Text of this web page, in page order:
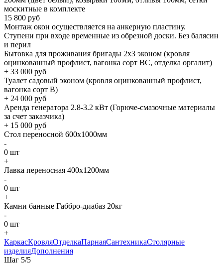
москитные в комплекте
15 800 руб
Монтаж окон осуществляется на анкерную пластину.
Ступени при входе временные из обрезной доски. Без балясин
и перил
Бытовка для проживания бригады 2x3 эконом (кровля
оцинкованный профлист, вагонка сорт BC, отделка оргалит)
+ 33 000 руб
Туалет садовый эконом (кровля оцинкованный профлист,
вагонка сорт B)
+ 24 000 руб
Аренда генератора 2.8-3.2 кВт (Горюче-смазочные материалы
за счет заказчика)
+ 15 000 руб
Стол переносной 600х1000мм
-
0 шт
+
Лавка переносная 400х1200мм
-
0 шт
+
Камни банные Габбро-диабаз 20кг
-
0 шт
+
КаркасКровляОтделкаПарнаяСантехникаСтолярные
изделияДополнения
Шаг 5/5